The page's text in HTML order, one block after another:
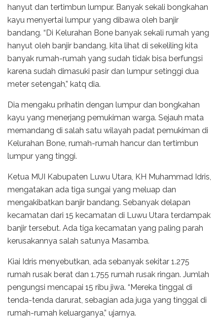
hanyut dan tertimbun lumpur. Banyak sekali bongkahan
kayu menyertai lumpur yang dibawa oleh banjir
bandang. “Di Kelurahan Bone banyak sekali rumah yang
hanyut oleh banjir bandang, kita lihat di sekeliling kita
banyak rumah-rumah yang sudah tidak bisa berfungsi
karena sudah dimasuki pasir dan lumpur setinggi dua
meter setengah,” katq dia.
Dia mengaku prihatin dengan lumpur dan bongkahan
kayu yang menerjang pemukiman warga. Sejauh mata
memandang di salah satu wilayah padat pemukiman di
Kelurahan Bone, rumah-rumah hancur dan tertimbun
lumpur yang tinggi.
Ketua MUI Kabupaten Luwu Utara, KH Muhammad Idris,
mengatakan ada tiga sungai yang meluap dan
mengakibatkan banjir bandang. Sebanyak delapan
kecamatan dari 15 kecamatan di Luwu Utara terdampak
banjir tersebut. Ada tiga kecamatan yang paling parah
kerusakannya salah satunya Masamba.
Kiai Idris menyebutkan, ada sebanyak sekitar 1.275
rumah rusak berat dan 1.755 rumah rusak ringan. Jumlah
pengungsi mencapai 15 ribu jiwa. “Mereka tinggal di
tenda-tenda darurat, sebagian ada juga yang tinggal di
rumah-rumah keluarganya,” ujarnya.